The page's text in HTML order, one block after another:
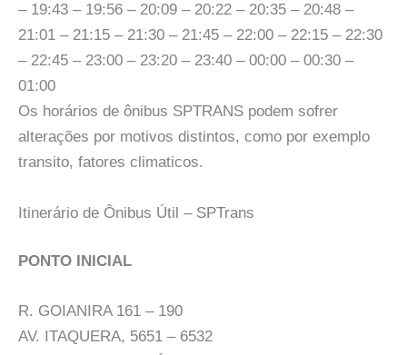
– 19:43 – 19:56 – 20:09 – 20:22 – 20:35 – 20:48 –
21:01 – 21:15 – 21:30 – 21:45 – 22:00 – 22:15 – 22:30
– 22:45 – 23:00 – 23:20 – 23:40 – 00:00 – 00:30 –
01:00
Os horários de ônibus SPTRANS podem sofrer
alterações por motivos distintos, como por exemplo
transito, fatores climaticos.
Itinerário de Ônibus Útil – SPTrans
PONTO INICIAL
R. GOIANIRA 161 – 190
AV. ITAQUERA, 5651 – 6532